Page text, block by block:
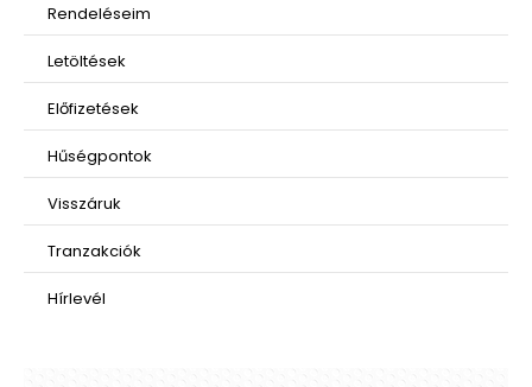
Rendeléseim
Letöltések
Előfizetések
Hűségpontok
Visszáruk
Tranzakciók
Hírlevél